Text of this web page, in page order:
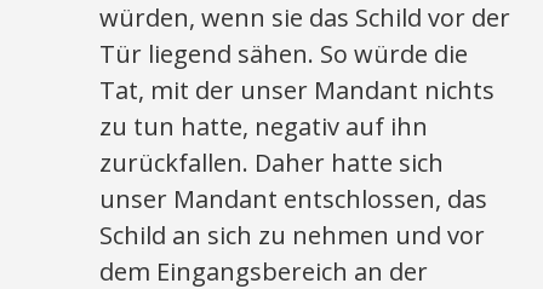
würden, wenn sie das Schild vor der
Tür liegend sähen. So würde die
Tat, mit der unser Mandant nichts
zu tun hatte, negativ auf ihn
zurückfallen. Daher hatte sich
unser Mandant entschlossen, das
Schild an sich zu nehmen und vor
dem Eingangsbereich an der